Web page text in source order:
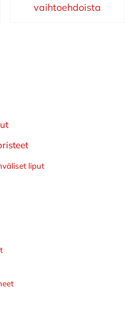
vaihtoehdoista
liput